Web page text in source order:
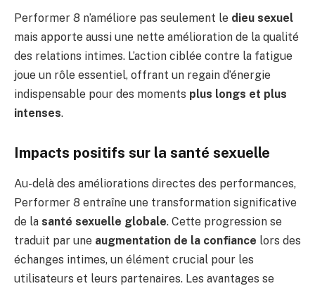
Performer 8 n’améliore pas seulement le dieu sexuel
mais apporte aussi une nette amélioration de la qualité
des relations intimes. L’action ciblée contre la fatigue
joue un rôle essentiel, offrant un regain d’énergie
indispensable pour des moments plus longs et plus
intenses.
Impacts positifs sur la santé sexuelle
Au-delà des améliorations directes des performances,
Performer 8 entraîne une transformation significative
de la santé sexuelle globale. Cette progression se
traduit par une augmentation de la confiance lors des
échanges intimes, un élément crucial pour les
utilisateurs et leurs partenaires. Les avantages se